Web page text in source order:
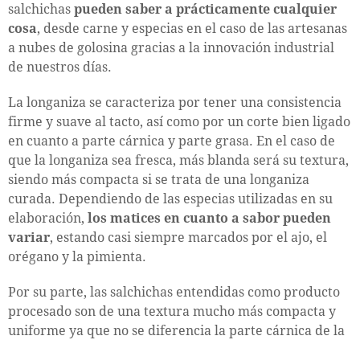
salchichas pueden saber a prácticamente cualquier
cosa, desde carne y especias en el caso de las artesanas
a nubes de golosina gracias a la innovación industrial
de nuestros días.
La longaniza se caracteriza por tener una consistencia
firme y suave al tacto, así como por un corte bien ligado
en cuanto a parte cárnica y parte grasa. En el caso de
que la longaniza sea fresca, más blanda será su textura,
siendo más compacta si se trata de una longaniza
curada. Dependiendo de las especias utilizadas en su
elaboración, los matices en cuanto a sabor pueden
variar, estando casi siempre marcados por el ajo, el
orégano y la pimienta.
Por su parte, las salchichas entendidas como producto
procesado son de una textura mucho más compacta y
uniforme ya que no se diferencia la parte cárnica de la